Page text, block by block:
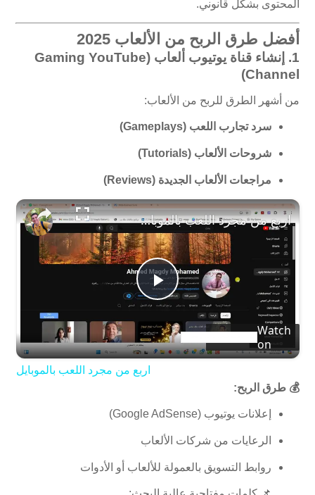
المحتوى بشكل قانوني.
أفضل طرق الربح من الألعاب 2025
1.
إنشاء قناة يوتيوب ألعاب (Gaming YouTube
Channel)
من أشهر الطرق للربح من الألعاب:
سرد تجارب اللعب (Gameplays)
شروحات الألعاب (Tutorials)
مراجعات الألعاب الجديدة (Reviews)
P
l
V
اربع من مجرد اللعب بالموبايل
Watch
on
اربع من مجرد اللعب بالموبايل
💰 طرق الربح:
إعلانات يوتيوب (Google AdSense)
الرعايات من شركات الألعاب
روابط التسويق بالعمولة للألعاب أو الأدوات